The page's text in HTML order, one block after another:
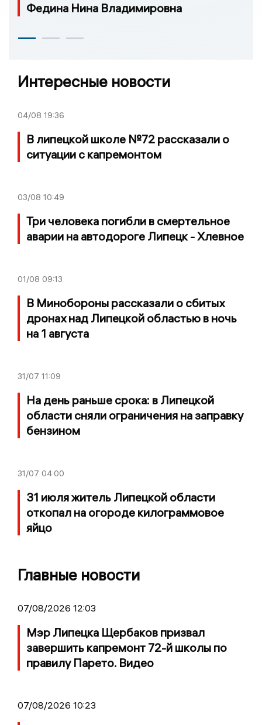
Федина Нина Владимировна
Интересные новости
04/08 19:36
В липецкой школе №72 рассказали о
ситуации с капремонтом
03/08 10:49
Три человека погибли в смертельное
аварии на автодороге Липецк - Хлевное
01/08 09:13
В Минобороны рассказали о сбитых
дронах над Липецкой областью в ночь
на 1 августа
31/07 11:09
На день раньше срока: в Липецкой
области сняли ограничения на заправку
бензином
31/07 04:00
31 июля житель Липецкой области
откопал на огороде килограммовое
яйцо
Главные новости
07/08/2026 12:03
Мэр Липецка Щербаков призвал
завершить капремонт 72-й школы по
правилу Парето. Видео
07/08/2026 10:23